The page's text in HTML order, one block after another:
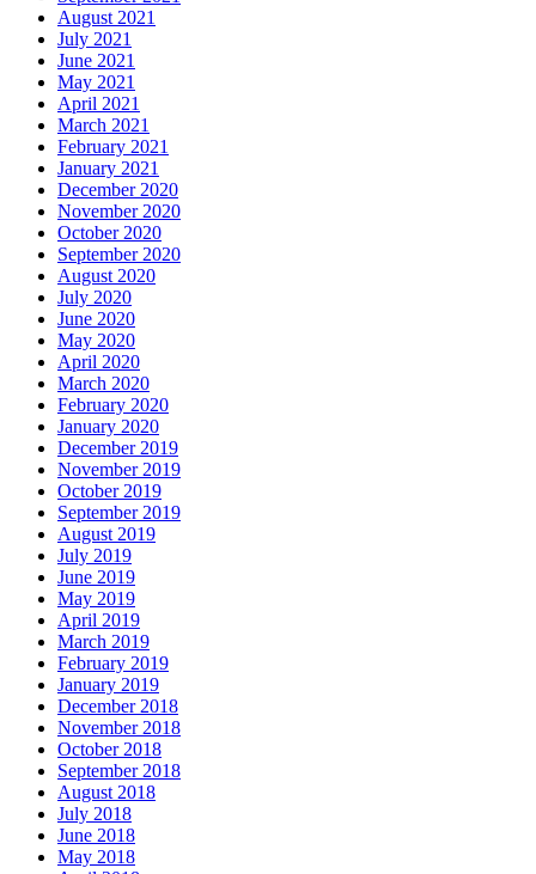
August 2021
July 2021
June 2021
May 2021
April 2021
March 2021
February 2021
January 2021
December 2020
November 2020
October 2020
September 2020
August 2020
July 2020
June 2020
May 2020
April 2020
March 2020
February 2020
January 2020
December 2019
November 2019
October 2019
September 2019
August 2019
July 2019
June 2019
May 2019
April 2019
March 2019
February 2019
January 2019
December 2018
November 2018
October 2018
September 2018
August 2018
July 2018
June 2018
May 2018